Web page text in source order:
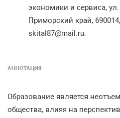
экономики и сервиса,
Приморский край,
skital87@mail.ru.
АННОТАЦИЯ
Образование является
общества, влияя на